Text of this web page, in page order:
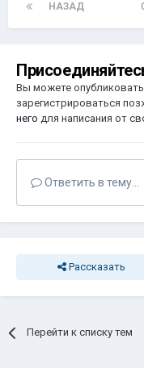
НАЗАД
Вы можете
зарегистрироваться
него для написания от
Ответить в тему...
Рассказать
Перейти к списку тем